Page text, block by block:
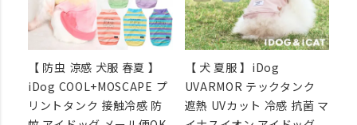
【 防虫 涼感 犬服 春夏 】
iDog COOL+MOSCAPE プ
リントタンク 接触冷感 防
【 犬 夏服 】iDog
UVARMOR テックタンク
遮熱 UVカット 冷感 抗菌 マ